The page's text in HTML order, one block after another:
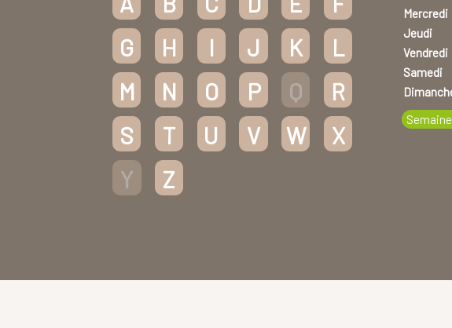
G
H I J K
L
M
N O P Q
R
S
T U V W
X
Y
Z
Mercredi
Jeudi
Vendredi
Samedi